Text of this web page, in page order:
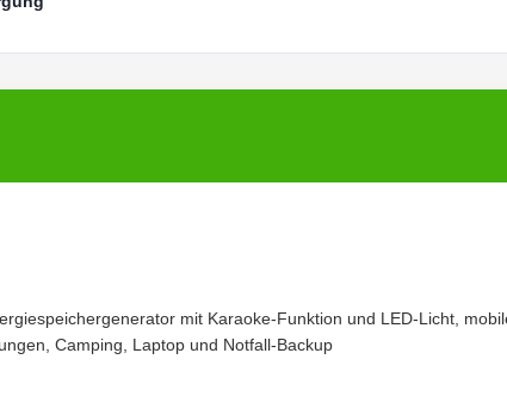
mit Karaoke-Funktion und LED-Licht,
Camping, Laptop und Notfall-Backup